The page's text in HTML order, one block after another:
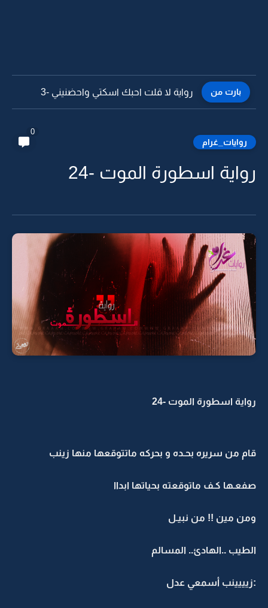
بارت من رواية لا قلت احبك اسكتي واحضنيني -2
روايات_غرام
0
رواية اسطورة الموت -24
رواية اسطورة الموت -24
قام من سريره بحـده و بحركه ماتتوقعها منها زينب
صفعـها كـف ماتوقعته بحياتها ابداا
ومن مين !! من نبيـل
الطيب ..الهادئ.. المسالم
:زيييينب أسمعي عدل